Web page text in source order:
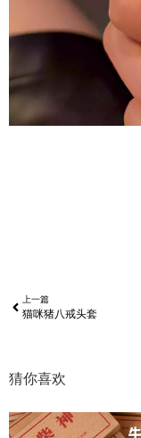
上一篇
猫咪猪八戒头套
猜你喜欢